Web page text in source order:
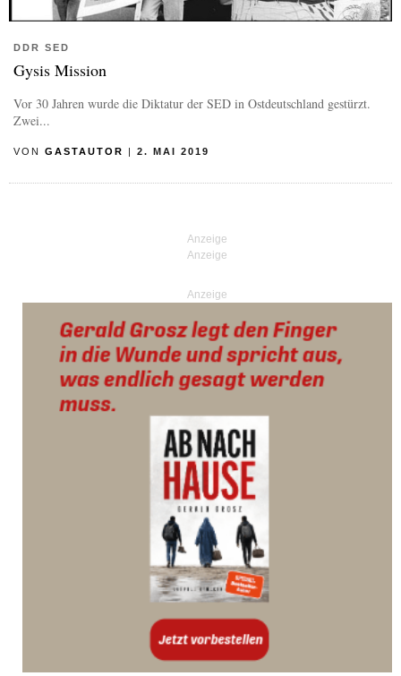
DDR SED
Gysis Mission
Vor 30 Jahren wurde die Diktatur der SED in Ostdeutschland gestürzt.
Zwei...
VON GASTAUTOR | 2. MAI 2019
Anzeige